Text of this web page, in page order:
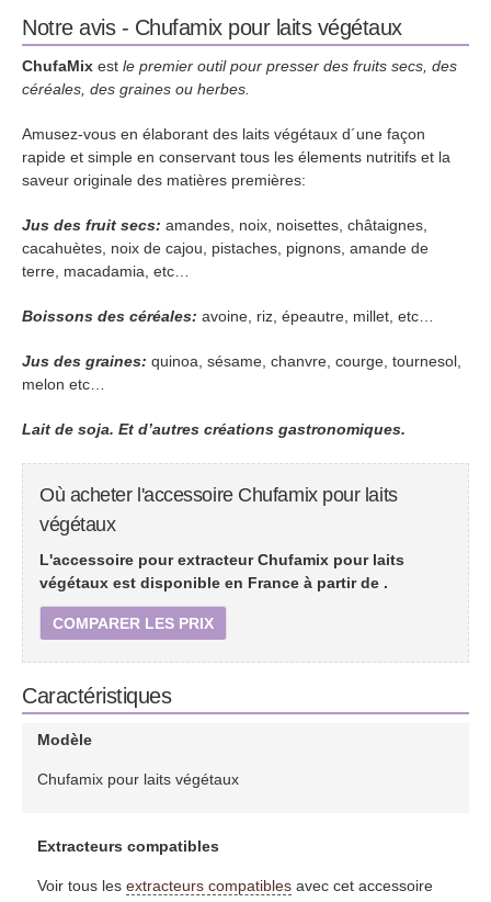
Notre avis - Chufamix pour laits végétaux
ChufaMix est le premier outil pour presser des fruits secs, des
céréales, des graines ou herbes.
Amusez-vous en élaborant des laits végétaux d´une façon
rapide et simple en conservant tous les élements nutritifs et la
saveur originale des matières premières:
Jus des fruit secs: amandes, noix, noisettes, châtaignes,
cacahuètes, noix de cajou, pistaches, pignons, amande de
terre, macadamia, etc…
Boissons des céréales: avoine, riz, épeautre, millet, etc…
Jus des graines: quinoa, sésame, chanvre, courge, tournesol,
melon etc…
Lait de soja. Et d’autres créations gastronomiques.
Où acheter l'accessoire Chufamix pour laits
végétaux
L'accessoire pour extracteur Chufamix pour laits
végétaux est disponible en France à partir de .
COMPARER LES PRIX
Caractéristiques
Modèle
Chufamix pour laits végétaux
Extracteurs compatibles
Voir tous les extracteurs compatiblesavec cet accessoire